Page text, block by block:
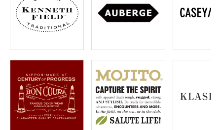
特定商取引法について
お問い合わせ
OFFICIAL WEB SITE
ACCOUNT MENU
ようこそ ゲスト 様
meeting_room ログイン 会員登録